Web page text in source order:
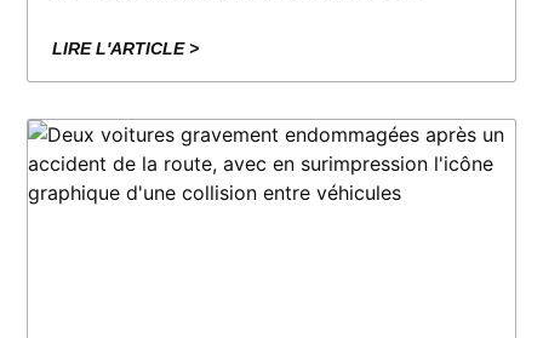
même les ordinateurs portables dépendent tous d'une
LIRE L'ARTICLE >